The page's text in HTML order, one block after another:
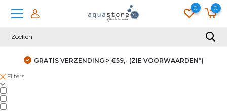
0 0
GRATIS VERZENDING > €59,- (ZIE VOORWAARDEN*)
Filters